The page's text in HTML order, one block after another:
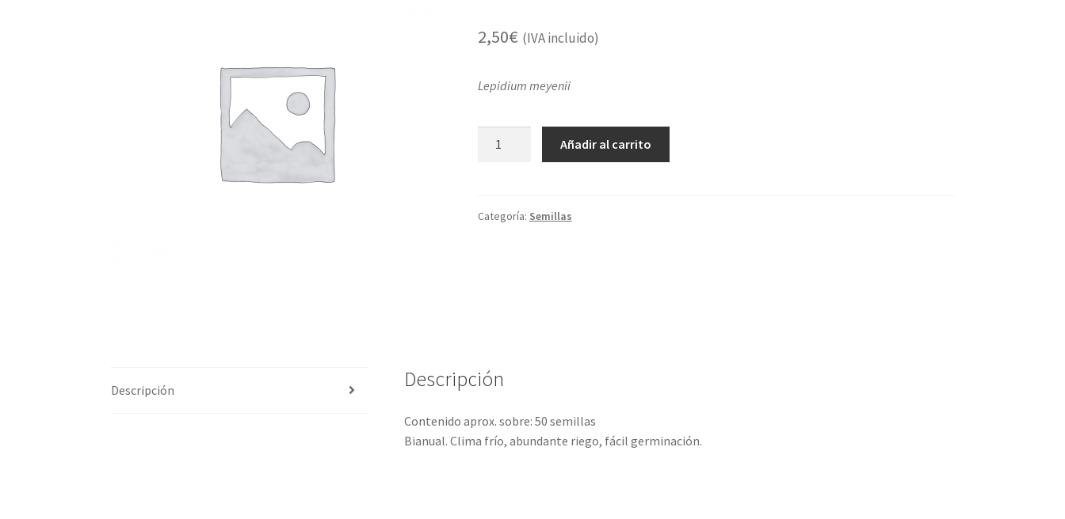
2,50€ (IVA incluido)
Lepidium meyenii
Añadir al carrito
Categoría: Semillas
Descripción Descripción
Contenido aprox. sobre: 50 semillas
Bianual. Clima frío, abundante riego, fácil germinación.